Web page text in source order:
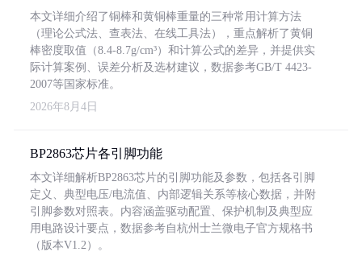
本文详细介绍了铜棒和黄铜棒重量的三种常用计算方法
（理论公式法、查表法、在线工具法），重点解析了黄铜
棒密度取值（8.4-8.7g/cm³）和计算公式的差异，并提供实
际计算案例、误差分析及选材建议，数据参考GB/T 4423-
2007等国家标准。
2026年8月4日
BP2863芯片各引脚功能
本文详细解析BP2863芯片的引脚功能及参数，包括各引脚
定义、典型电压/电流值、内部逻辑关系等核心数据，并附
引脚参数对照表。内容涵盖驱动配置、保护机制及典型应
用电路设计要点，数据参考自杭州士兰微电子官方规格书
（版本V1.2）。